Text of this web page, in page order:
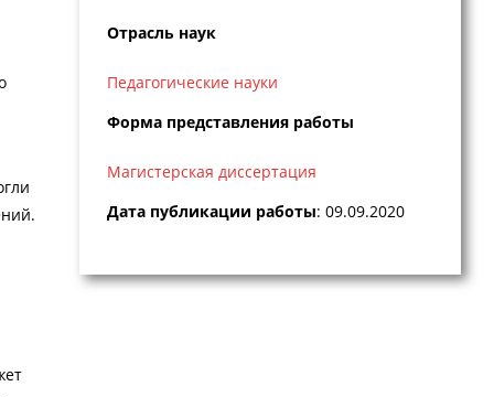
Отрасль наук
Педагогические науки
Форма представления работы
Магистерская диссертация
Дата публикации работы: 09.09.2020